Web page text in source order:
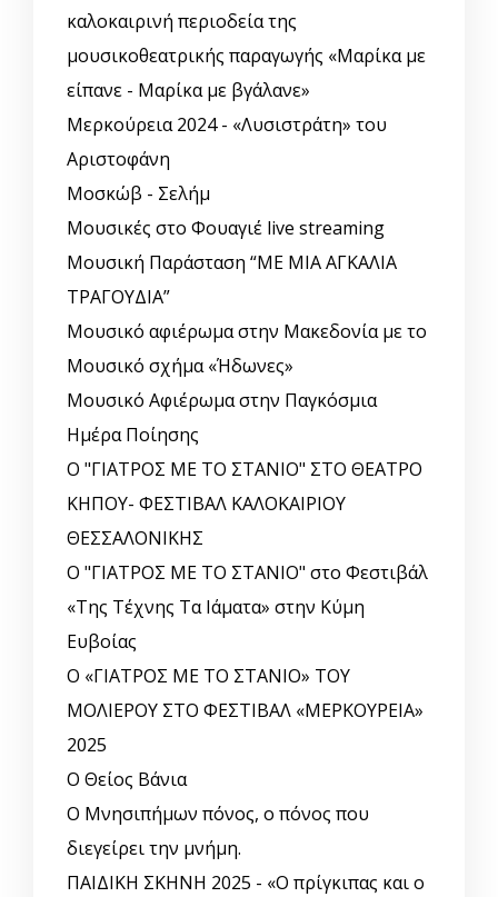
καλοκαιρινή περιοδεία της
μουσικοθεατρικής παραγωγής «Μαρίκα με
είπανε - Μαρίκα με βγάλανε»
Μερκούρεια 2024 - «Λυσιστράτη» του
Αριστοφάνη
Μοσκώβ - Σελήμ
Μουσικές στο Φουαγιέ live streaming
Μουσική Παράσταση “ΜΕ ΜΙΑ ΑΓΚΑΛΙΑ
ΤΡΑΓΟΥΔΙΑ”
Μουσικό αφιέρωμα στην Μακεδονία με το
Μουσικό σχήμα «Ήδωνες»
Μουσικό Αφιέρωμα στην Παγκόσμια
Ημέρα Ποίησης
Ο "ΓΙΑΤΡΟΣ ΜΕ ΤΟ ΣΤΑΝΙΟ" ΣΤΟ ΘΕΑΤΡΟ
ΚΗΠΟΥ- ΦΕΣΤΙΒΑΛ ΚΑΛΟΚΑΙΡΙΟΥ
ΘΕΣΣΑΛΟΝΙΚΗΣ
Ο "ΓΙΑΤΡΟΣ ΜΕ ΤΟ ΣΤΑΝΙΟ" στο Φεστιβάλ
«Της Τέχνης Τα Ιάματα» στην Κύμη
Ευβοίας
Ο «ΓΙΑΤΡΟΣ ΜΕ ΤΟ ΣΤΑΝΙΟ» ΤΟΥ
ΜΟΛΙΕΡΟΥ ΣΤΟ ΦΕΣΤΙΒΑΛ «ΜΕΡΚΟΥΡΕΙΑ»
2025
Ο Θείος Βάνια
Ο Μνησιπήμων πόνος, ο πόνος που
διεγείρει την μνήμη.
ΠΑΙΔΙΚΗ ΣΚΗΝΗ 2025 - «Ο πρίγκιπας και ο